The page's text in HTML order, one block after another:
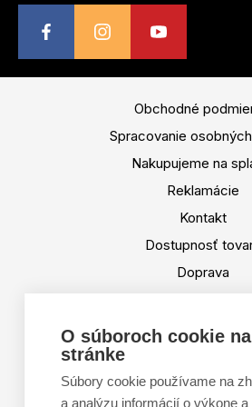
Obchodné
Spracovanie
Nakupujeme na
Reklamácie
Kontakt
Dostupnosť
Doprava
Výmena a vrátenie
Doporučená dĺžka
O súboroch cookie
stránke
Súbory cookie používame na
a analýzu informácií o výkone